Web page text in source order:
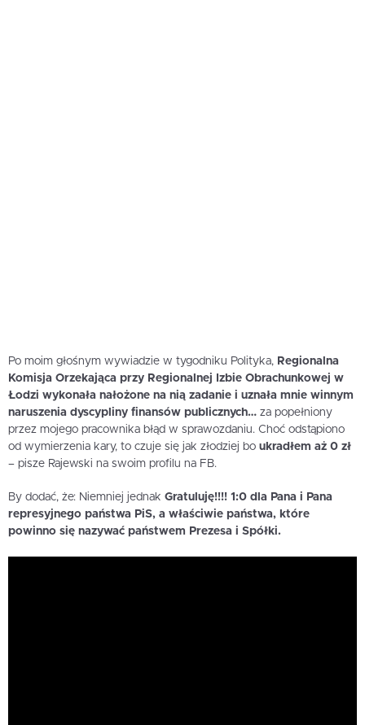
Po moim głośnym wywiadzie w tygodniku Polityka, Regionalna
Komisja Orzekająca przy Regionalnej Izbie Obrachunkowej w
Łodzi wykonała nałożone na nią zadanie i uznała mnie winnym
naruszenia dyscypliny finansów publicznych… za popełniony
przez mojego pracownika błąd w sprawozdaniu. Choć odstąpiono
od wymierzenia kary, to czuje się jak złodziej bo ukradłem aż 0 zł
– pisze Rajewski na swoim profilu na FB.
By dodać, że: Niemniej jednak Gratuluję!!!! 1:0 dla Pana i Pana
represyjnego państwa PiS, a właściwie państwa, które
powinno się nazywać państwem Prezesa i Spółki.